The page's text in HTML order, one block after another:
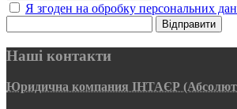
Я згоден на обробку персональних
Відправити
Наші контакти
Юридична компания ІНТАЄР